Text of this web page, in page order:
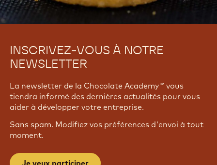
INSCRIVEZ-VOUS À NOTRE
NEWSLETTER
La newsletter de la Chocolate Academy™ vous
tiendra informé des dernières actualités pour vous
aider à développer votre entreprise.
Sans spam. Modifiez vos préférences d'envoi à tout
moment.